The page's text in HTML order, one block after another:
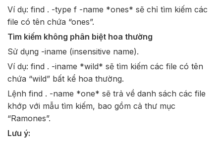
Ví dụ: find . -type f -name *ones* sẽ chỉ tìm kiếm các
file có tên chứa “ones”.
Tìm kiếm không phân biệt hoa thường
Sử dụng -iname (insensitive name).
Ví dụ: find . -iname *wild* sẽ tìm kiếm các file có tên
chứa “wild” bất kể hoa thường.
Lệnh find . -name *one* sẽ trả về danh sách các file
khớp với mẫu tìm kiếm, bao gồm cả thư mục
“Ramones”.
Lưu ý: